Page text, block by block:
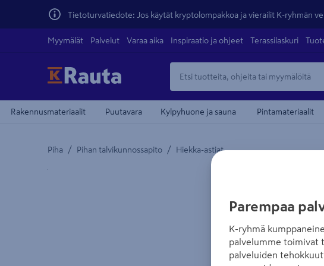
Tietoturvatiedote: Jos käytät kryptolompakkoa ja vierailit K-ryhmän
Myymälät Palvelut Varaa aika Inspiraatio ja ohjeet Terassilaskuri
Rakennusmateriaalit Puutavara Kylpyhuone ja sauna Pintamateriaalit
Piha / Pihan talvikunnossapito / Hiekka-astiat
Yksityiskohtainen kuvaus löytyy Tuotteen kuvaus -maamerkistä
Parempaa
K-ryhmä
palvelumme toimivat
palveluiden